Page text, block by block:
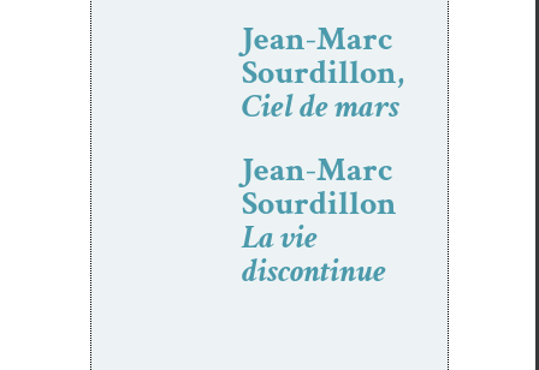
Jean-Marc
Sourdillon,
Ciel de mars
Jean-Marc
Sourdillon
La vie
discontinue